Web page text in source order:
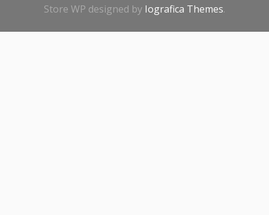
Store WP designed by Iografica Themes.